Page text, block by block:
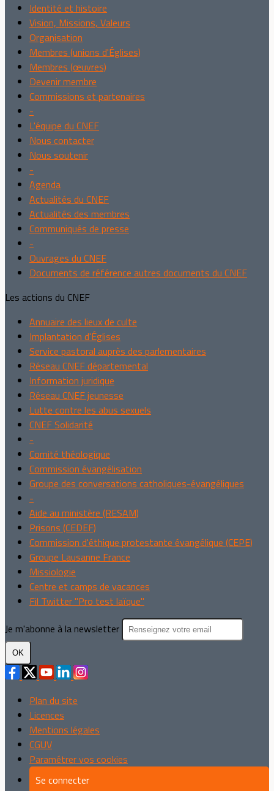
Identité et histoire
Vision, Missions, Valeurs
Organisation
Membres (unions d'Églises)
Membres (œuvres)
Devenir membre
Commissions et partenaires
-
L'équipe du CNEF
Nous contacter
Nous soutenir
-
Agenda
Actualités du CNEF
Actualités des membres
Communiqués de presse
-
Ouvrages du CNEF
Documents de référence autres documents du CNEF
Les actions du CNEF
Annuaire des lieux de culte
Implantation d'Églises
Service pastoral auprès des parlementaires
Réseau CNEF départemental
Information juridique
Réseau CNEF jeunesse
Lutte contre les abus sexuels
CNEF Solidarité
-
Comité théologique
Commission évangélisation
Groupe des conversations catholiques-évangéliques
-
Aide au ministère (RESAM)
Prisons (CEDEF)
Commission d'éthique protestante évangélique (CEPE)
Groupe Lausanne France
Missiologie
Centre et camps de vacances
Fil Twitter "Pro test laïque"
Je m'abonne à la newsletter
OK
Plan du site
Licences
Mentions légales
CGUV
Paramétrer vos cookies
Se connecter